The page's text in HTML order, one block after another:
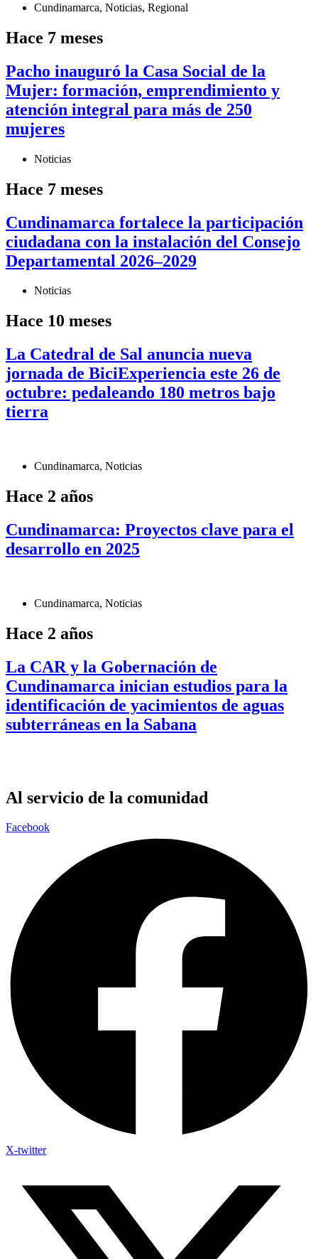
Cundinamarca, Noticias, Regional
Hace 7 meses
Pacho inauguró la Casa Social de la
Mujer: formación, emprendimiento y
atención integral para más de 250
mujeres
Noticias
Hace 7 meses
Cundinamarca fortalece la participación
ciudadana con la instalación del Consejo
Departamental 2026–2029
Noticias
Hace 10 meses
La Catedral de Sal anuncia nueva
jornada de BiciExperiencia este 26 de
octubre: pedaleando 180 metros bajo
tierra
Cundinamarca, Noticias
Hace 2 años
Cundinamarca: Proyectos clave para el
desarrollo en 2025
Cundinamarca, Noticias
Hace 2 años
La CAR y la Gobernación de
Cundinamarca inician estudios para la
identificación de yacimientos de aguas
subterráneas en la Sabana
Al servicio de la comunidad
Facebook
X-twitter